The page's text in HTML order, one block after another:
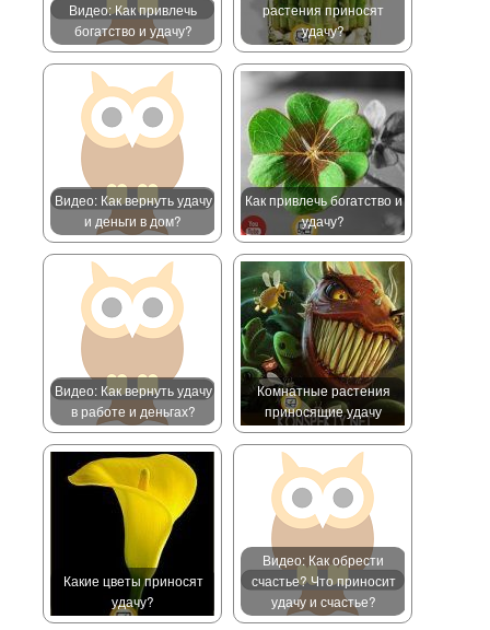
Видео: Как привлечь
богатство и удачу?
растения приносят
удачу?
Видео: Как вернуть удачу
и деньги в дом?
Как привлечь богатство и
удачу?
Видео: Как вернуть удачу
в работе и деньгах?
Комнатные растения
приносящие удачу
Какие цветы приносят
удачу?
Видео: Как обрести
счастье? Что приносит
удачу и счастье?